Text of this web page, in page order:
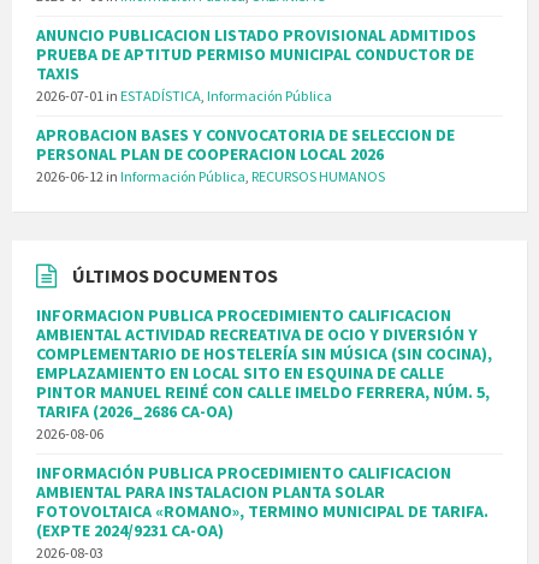
ANUNCIO PUBLICACION LISTADO PROVISIONAL ADMITIDOS
PRUEBA DE APTITUD PERMISO MUNICIPAL CONDUCTOR DE
TAXIS
2026-07-01 in ESTADÍSTICA, Información Pública
APROBACION BASES Y CONVOCATORIA DE SELECCION DE
PERSONAL PLAN DE COOPERACION LOCAL 2026
2026-06-12 in Información Pública, RECURSOS HUMANOS
ÚLTIMOS DOCUMENTOS
INFORMACION PUBLICA PROCEDIMIENTO CALIFICACION
AMBIENTAL ACTIVIDAD RECREATIVA DE OCIO Y DIVERSIÓN Y
COMPLEMENTARIO DE HOSTELERÍA SIN MÚSICA (SIN COCINA),
EMPLAZAMIENTO EN LOCAL SITO EN ESQUINA DE CALLE
PINTOR MANUEL REINÉ CON CALLE IMELDO FERRERA, NÚM. 5,
TARIFA (2026_2686 CA-OA)
2026-08-06
INFORMACIÓN PUBLICA PROCEDIMIENTO CALIFICACION
AMBIENTAL PARA INSTALACION PLANTA SOLAR
FOTOVOLTAICA «ROMANO», TERMINO MUNICIPAL DE TARIFA.
(EXPTE 2024/9231 CA-OA)
2026-08-03